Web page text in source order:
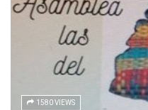
1580 VIEWS